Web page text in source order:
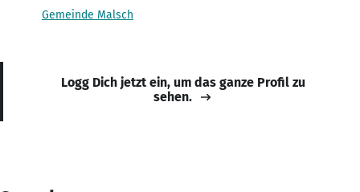
Gemeinde Malsch
Logg Dich jetzt ein, um das ganze Profil zu
sehen.